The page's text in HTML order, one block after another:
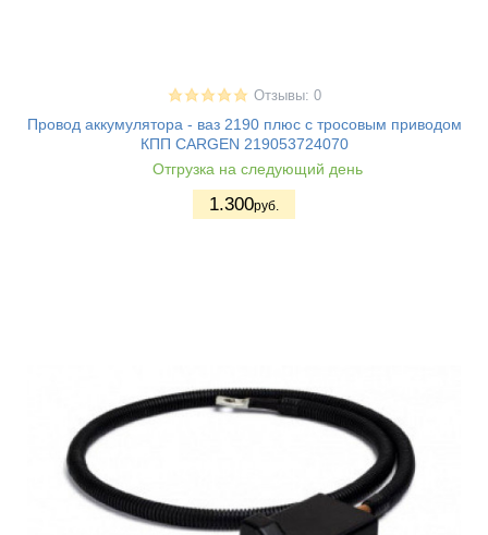
Отзывы: 0
Провод аккумулятора - ваз 2190 плюс с тросовым приводом
КПП CARGEN 219053724070
Отгрузка на следующий день
1.300руб.